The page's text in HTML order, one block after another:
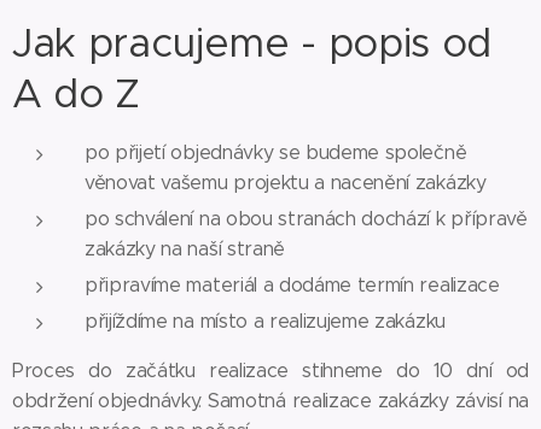
Jak pracujeme - popis od
A do Z
po přijetí objednávky se budeme společně
věnovat vašemu projektu a nacenění zakázky
po schválení na obou stranách dochází k přípravě
zakázky na naší straně
připravíme materiál a dodáme termín realizace
přijíždíme na místo a realizujeme zakázku
Proces do začátku realizace stihneme do 10 dní od
obdržení objednávky. Samotná realizace zakázky závisí na